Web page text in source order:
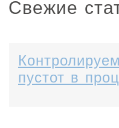
Свежие
пустот в